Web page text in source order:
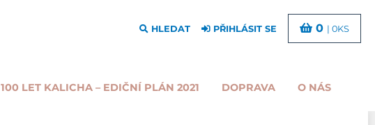
100 LET KALICHA – EDIČNÍ PLÁN 2021 DOPRAVA O NÁS
HLEDAT PŘIHLÁSIT SE 0 | 0KS